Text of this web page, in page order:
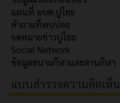
แผนที่ อบต.ปูโยะ
คำถามที่พบบ่อย
จดหมายข่าวปูโยะ
Social Network
ข้อมูลสนามกีฬาและลานกีฬา
แบบสำรวจความคิดเห็น